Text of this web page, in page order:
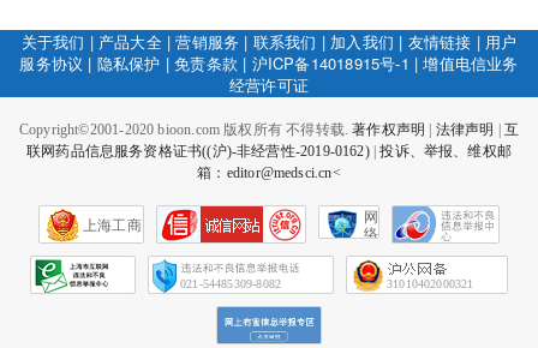
关于我们 | 产品大全|营销服务 | 联系我们 | 加入我们 | 友情链接 | 用户
服务协议 | 隐私保护 |免责条款 | 沪ICP备14018915号-1 |增值电信业务
经营许可证
Copyright©2001-2020 bioon.com 版权所有 不得转载.著作权声明 法律声明
互
联网药品信息服务资格证书((沪)-非经营性-2019-0162)|投诉、举报、维权邮
箱：editor@medsci.cn<
上海工商
网
络
会
征
021-54485309-8082 31010402000321